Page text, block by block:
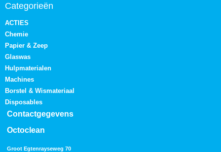
Categorieën
ACTIES
Chemie
Papier & Zeep
Glaswas
Hulpmaterialen
Machines
Borstel & Wismateriaal
Disposables
Contactgegevens
Octoclean
Groot Egtenrayseweg 70